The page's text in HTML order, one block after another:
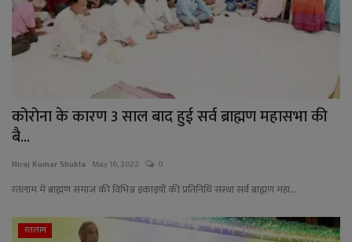
कोरोना के कारण 3 साल बाद हुई सर्व ब्राह्मण महासभा की
बै...
Niraj Kumar Shukla May 16, 2022 0
रतलाम में ब्राह्मण समाज की विभिन्न इकाइयों की प्रतिनिधि संस्था सर्व ब्राह्मण महा...
रतलाम